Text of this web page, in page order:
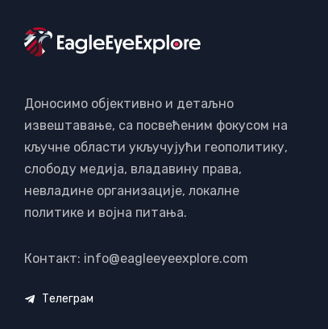
Доносимо објективно и детаљно
извештавање, са посвећеним фокусом на
кључне области укључујући геополитику,
слободу медија, владавину права,
невладине организације, локалне
политике и војна питања.
Контакт: info@eagleeyeexplore.com
Телеграм